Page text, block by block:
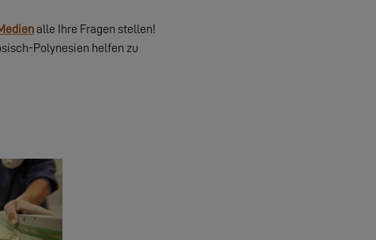
alle Ihre Fragen stellen!
Polynesien helfen zu